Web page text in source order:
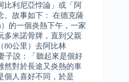
比利尼亞悖論」或「阿
。故事如下： 在德克薩
的一個炎熱下午，一家
多米諾骨牌，直到父親
80公里）去阿比林
子說：「聽起來是個好
然對於長途又炎熱的車
個人喜好不同，於是